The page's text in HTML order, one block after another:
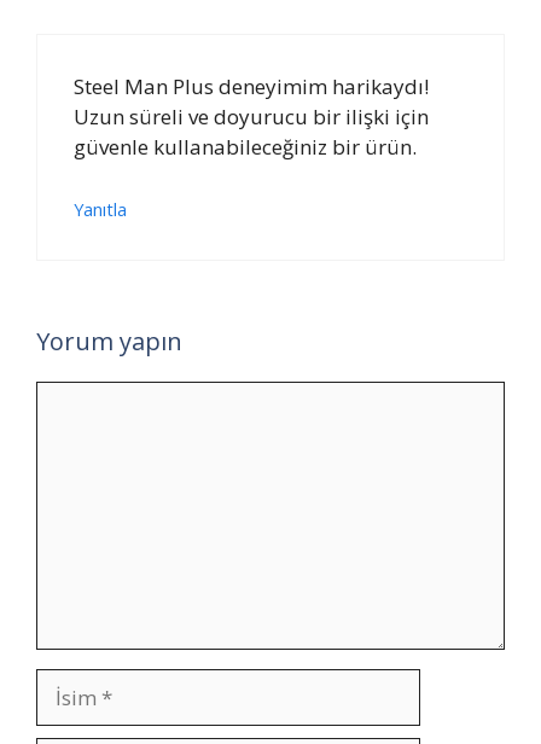
Steel Man Plus deneyimim harikaydı!
Uzun süreli ve doyurucu bir ilişki için
güvenle kullanabileceğiniz bir ürün.
Yanıtla
Yorum yapın
İsim